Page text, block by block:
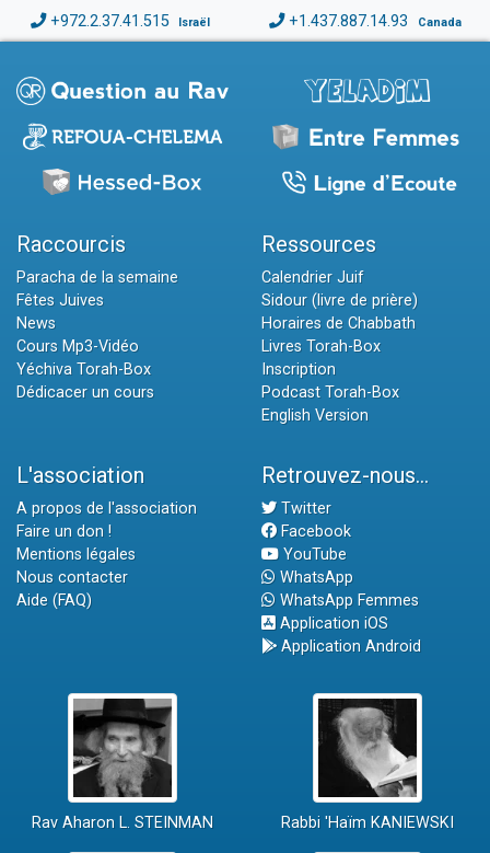
+972.2.37.41.515 Israël +1.437.887.14.93 Canada
Raccourcis
Paracha de la semaine
Fêtes Juives
News
Cours Mp3-Vidéo
Yéchiva Torah-Box
Dédicacer un cours
Ressources
Calendrier Juif
Sidour (livre de prière)
Horaires de Chabbath
Livres Torah-Box
Inscription
Podcast Torah-Box
English Version
L'association
A propos de l'association
Faire un don !
Mentions légales
Nous contacter
Aide (FAQ)
Retrouvez-nous...
Twitter
Facebook
YouTube
WhatsApp
WhatsApp Femmes
Application iOS
Application Android
Rav Aharon L. STEINMAN Rabbi 'Haïm KANIEWSKI